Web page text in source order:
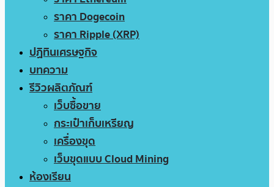
ราคา Dogecoin
ราคา Ripple (XRP)
ปฏิทินเศรษฐกิจ
บทความ
รีวิวผลิตภัณฑ์
เว็บซื้อขาย
กระเป๋าเก็บเหรียญ
เครื่องขุด
เว็บขุดแบบ Cloud Mining
ห้องเรียน